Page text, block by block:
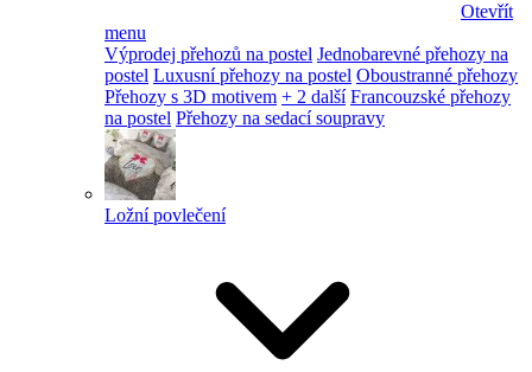
Otevřít
menu
Výprodej přehozů na postel Jednobarevné přehozy na
postel Luxusní přehozy na postel Oboustranné přehozy
Přehozy s 3D motivem + 2 další Francouzské přehozy
na postel Přehozy na sedací soupravy
Ložní povlečení